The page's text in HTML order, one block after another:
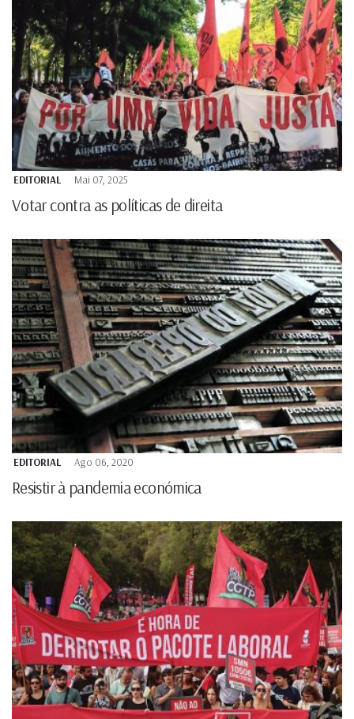
EDITORIAL Mai 07, 2025
Votar contra as políticas de direita
EDITORIAL Ago 06, 2020
Resistir à pandemia económica